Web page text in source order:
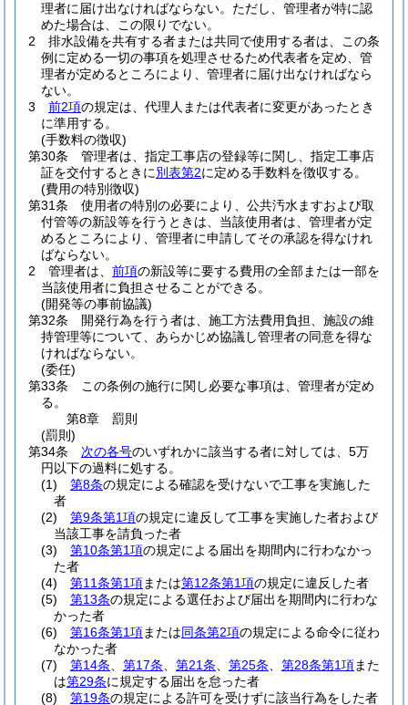
理者に届け出なければならない。 ただし、管理者が特に認
めた場合は、この限りでない。
2
排水設備を共有する者または共同で使用する者は、この条
例に定める一切の事項を処理させるため代表者を定め、管
理者が定めるところにより、管理者に届け出なければなら
ない。
3
前2項の規定は、代理人または代表者に変更があったとき
に準用する。
(手数料の徴収)
第30条
管理者は、指定工事店の登録等に関し、指定工事店
証を交付するときに別表第2に定める手数料を徴収する。
(費用の特別徴収)
第31条
使用者の特別の必要により、公共汚水ますおよび取
付管等の新設等を行うときは、当該使用者は、管理者が定
めるところにより、管理者に申請してその承認を得なけれ
ばならない。
2
管理者は、 前項の新設等に要する費用の全部または一部を
当該使用者に負担させることができる。
(開発等の事前協議)
第32条
開発行為を行う者は、施工方法費用負担、施設の維
持管理等について、あらかじめ協議し管理者の同意を得な
ければならない。
(委任)
第33条
この条例の施行に関し必要な事項は、管理者が定め
る。
第8章
罰則
(罰則)
第34条
次の各号のいずれかに該当する者に対しては、5万
円以下の過料に処する。
(1)
第8条の規定による確認を受けないで工事を実施した
者
(2)
第9条第1項の規定に違反して工事を実施した者および
当該工事を請負った者
(3)
第10条第1項の規定による届出を期間内に行わなかっ
た者
(4)
第11条第1項または第12条第1項の規定に違反した者
(5)
第13条の規定による選任および届出を期間内に行わな
かった者
(6)
第16条第1項または同条第2項の規定による命令に従わ
なかった者
(7)
第14条 第17条 第21条 第25条 第28条第1項また
は第29条に規定する届出を怠った者
(8)
第19条の規定による許可を受けずに該当行為をした者